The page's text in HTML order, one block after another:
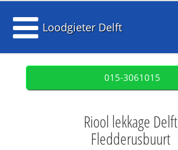
Loodgieter Delft
015-3061015
Riool lekkage Delft
Fledderusbuurt